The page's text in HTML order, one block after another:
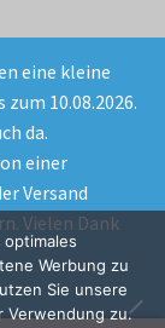
eine kleine
10.08.2026.
da.
einer
Versand
Vielen Dank
Werbung zu
Sie unsere
Verwendung zu.